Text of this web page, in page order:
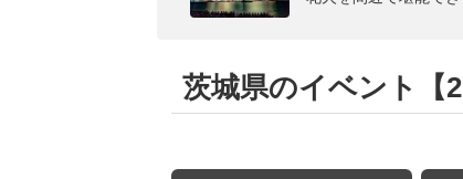
茨城県のイベント【